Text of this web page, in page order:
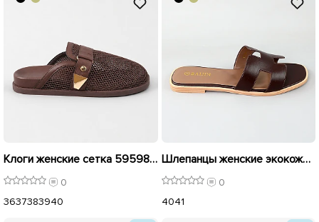
Клоги женские сетка 595984 Коричневые
0
3637383940
Шлепанцы женские экокожа 594724 Коричневі
0
4041